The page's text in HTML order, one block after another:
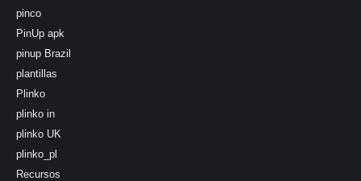
pinco
PinUp apk
pinup Brazil
plantillas
Plinko
plinko in
plinko UK
plinko_pl
Recursos